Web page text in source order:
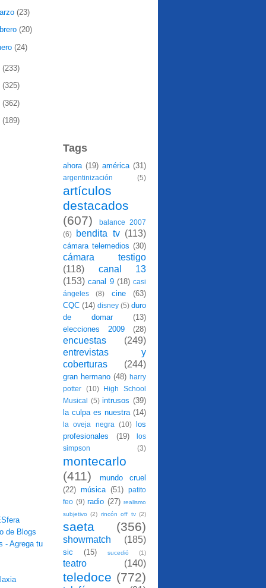
(23)
(20)
(24)
(233)
(325)
(362)
(189)
Tags
ahora (19) américa (31)
argentinización (5)
artículos
destacados
(607)
balance 2007
(6)
bendita tv (113)
cámara telemedios (30)
cámara testigo
(118)
canal 13
(153) canal 9 (18) casi
ángeles
(8) cine
(63)
CQC (14) disney (5) duro
de domar
(13)
elecciones 2009
(28)
encuestas
(249)
entrevistas y
coberturas
(244)
gran hermano (48) harry
potter
(10)
High School
Musical (5) intrusos (39)
la culpa es nuestra (14)
la oveja negra (10)
los
profesionales
(19)
los
simpson
(3)
montecarlo
(411)
mundo cruel
(22) música (51)
patito
feo (9) radio (27) realismo
subjetivo (2) rincón off tv (2)
saeta (356)
showmatch (185)
sic (15) sucedió (1)
teatro (140)
teledoce (772)